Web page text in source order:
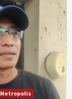
Metropolis